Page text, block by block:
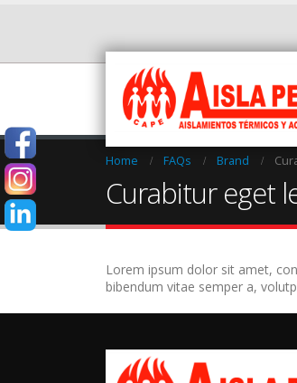
Home FAQs Brand
Curabitur eget
Lorem ipsum dolor sit amet,
bibendum vitae semper a,